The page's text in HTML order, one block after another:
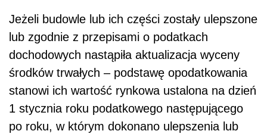
Jeżeli budowle lub ich części zostały ulepszone
lub zgodnie z przepisami o podatkach
dochodowych nastąpiła aktualizacja wyceny
środków trwałych – podstawę opodatkowania
stanowi ich wartość rynkowa ustalona na dzień
1 stycznia roku podatkowego następującego
po roku, w którym dokonano ulepszenia lub